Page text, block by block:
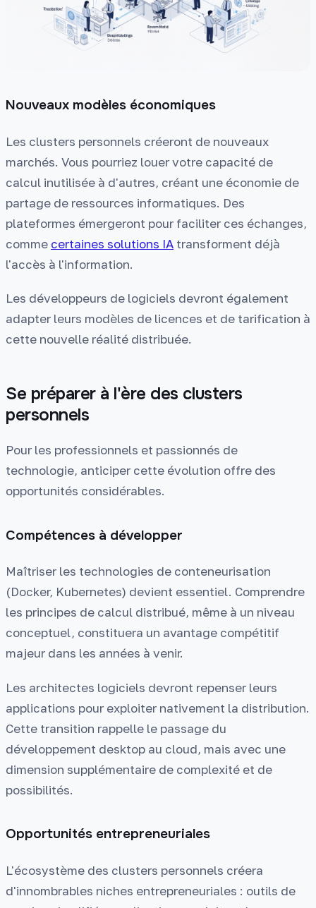
Nouveaux modèles économiques
Les clusters personnels créeront de nouveaux
marchés. Vous pourriez louer votre capacité de
calcul inutilisée à d'autres, créant une économie de
partage de ressources informatiques. Des
plateformes émergeront pour faciliter ces échanges,
comme certaines solutions IA transforment déjà
l'accès à l'information.
Les développeurs de logiciels devront également
adapter leurs modèles de licences et de tarification à
cette nouvelle réalité distribuée.
Se préparer à l'ère des clusters
personnels
Pour les professionnels et passionnés de
technologie, anticiper cette évolution offre des
opportunités considérables.
Compétences à développer
Maîtriser les technologies de conteneurisation
(Docker, Kubernetes) devient essentiel. Comprendre
les principes de calcul distribué, même à un niveau
conceptuel, constituera un avantage compétitif
majeur dans les années à venir.
Les architectes logiciels devront repenser leurs
applications pour exploiter nativement la distribution.
Cette transition rappelle le passage du
développement desktop au cloud, mais avec une
dimension supplémentaire de complexité et de
possibilités.
Opportunités entrepreneuriales
L'écosystème des clusters personnels créera
d'innombrables niches entrepreneuriales : outils de